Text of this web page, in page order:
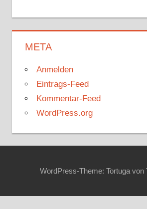
META
Anmelden
Eintrags-Feed
Kommentar-Feed
WordPress.org
WordPress-Theme: Tortuga von